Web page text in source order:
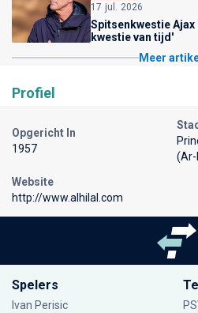
17 jul. 2026
Spitsenkwestie
kwestie van tijd'
Meer
Profiel
Opgericht In
1957
(Ar-
Website
http://www.alhilal.com
Spelers
Ivan Perisic